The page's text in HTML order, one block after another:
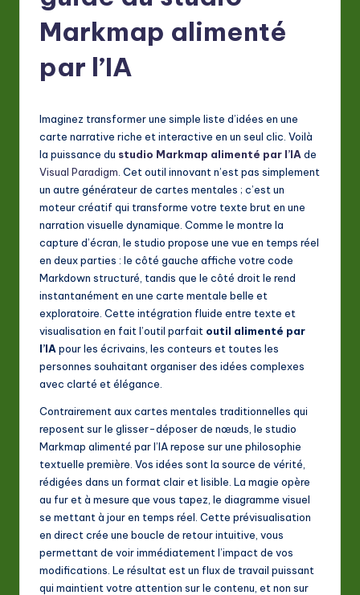
L
in
A
&
S
o
ft
w
Markmap alimenté
par l’IA
Imaginez transformer une simple liste d’idées en une
carte narrative riche et interactive en un seul clic. Voilà
la puissance du studio Markmap alimenté par l’IA de
Visual Paradigm . Cet outil innovant n’est pas simplement
un autre générateur de cartes mentales ; c’est un
moteur créatif qui transforme votre texte brut en une
narration visuelle dynamique. Comme le montre la
capture d’écran, le studio propose une vue en temps réel
en deux parties : le côté gauche affiche votre code
Markdown structuré, tandis que le côté droit le rend
instantanément en une carte mentale belle et
exploratoire. Cette intégration fluide entre texte et
visualisation en fait l’outil parfait outil alimenté par
l’IA pour les écrivains, les conteurs et toutes les
personnes souhaitant organiser des idées complexes
avec clarté et élégance.
Contrairement aux cartes mentales traditionnelles qui
reposent sur le glisser-déposer de nœuds, le studio
Markmap alimenté par l’IA repose sur une philosophie
textuelle première. Vos idées sont la source de vérité,
rédigées dans un format clair et lisible. La magie opère
au fur et à mesure que vous tapez, le diagramme visuel
se mettant à jour en temps réel. Cette prévisualisation
en direct crée une boucle de retour intuitive, vous
permettant de voir immédiatement l’impact de vos
modifications. Le résultat est un flux de travail puissant
qui maintient votre attention sur le contenu, et non sur